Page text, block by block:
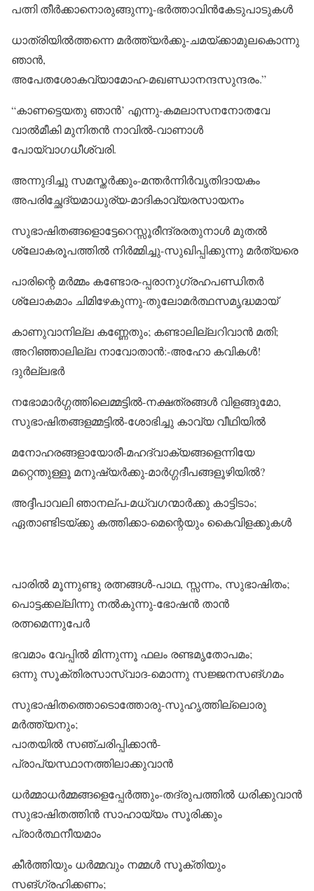
പത്നി തീർക്കാനൊരുങ്ങുന്നൂ-ഭർത്താവിൻകേടുപാടുകൾ
ധാത്രിയിൽത്തന്നെ മർത്ത്യർക്കു-ചമയ്ക്കാമുലകൊന്നു
ഞാൻ,
അപേതശോകവ്യാമോഹ-മഖണ്ഡാനന്ദസുന്ദരം.”
“കാണട്ടെയതു ഞാൻ’ എന്നു-കമലാസനനോതവേ
വാൽമീകി മുനിതൻ നാവിൽ-വാണാൾ
പോയ്‌വാഗധീശ്വരി.
അന്നുദിച്ചു സമസ്തർക്കും-മന്തർന്നിർവൃതിദായകം
അപരിച്ഛേദ്യമാധുര്യ-മാദികാവ്യരസായനം
സുഭാഷിതങ്ങളൊട്ടേറെസ്സൂരീന്ദ്രരതുനാൾ മുതൽ
ശ്ലോകരൂപത്തിൽ നിർമ്മിച്ചു-സുഖിപ്പിക്കുന്നു മർത്യരെ
പാരിന്റെ മർമ്മം കണ്ടോര-പ്പരാനുഗ്രഹപണ്ഡിതർ
ശ്ലോകമാം ചിമിഴേകുന്നു-തുലോമർത്ഥസമൃദ്ധമായ്
കാണുവാനില്ല കണ്ണേതും; കണ്ടാലില്ലറിവാൻ മതി;
അറിഞ്ഞാലില്ല നാവോതാൻ:-അഹോ കവികൾ!
ദുർല്ലഭർ
നഭോമാർഗ്ഗത്തിലെമ്മട്ടിൽ-നക്ഷത്രങ്ങൾ വിളങ്ങുമോ,
സുഭാഷിതങ്ങളമ്മട്ടിൽ-ശോഭിച്ചു കാവ്യ‌ വീഥിയിൽ
മനോഹരങ്ങളായോരീ-മഹദ്വാക്യങ്ങളെന്നിയേ
മറ്റെന്തുള്ളൂ മനുഷ്യർക്കു-മാർഗ്ഗദീപങ്ങളൂഴിയിൽ?
അദ്ദീപാവലി ഞാനല്പ-മധ്വഗന്മാർക്കു കാട്ടിടാം;
ഏതാണ്ടിടയ്ക്കു കത്തിക്കാ-മെന്റെയും കൈവിളക്കുകൾ
പാരിൽ മൂന്നുണ്ടു രത്നങ്ങൾ-പാഥ, സ്സന്നം, സുഭാഷിതം;
പൊട്ടക്കല്ലിന്നു നൽകുന്നു-ഭോഷൻ താൻ
രത്നമെന്നുപേർ
ഭവമാം വേപ്പിൽ മിന്നുന്നൂ ഫലം രണ്ടമൃതോപമം;
ഒന്നു സൂക്തിരസാസ്വാദ-മൊന്നു സജ്ജനസങ്ഗമം
സുഭാഷിതത്തൊടൊത്തോരു-സുഹൃത്തില്ലൊരു
മർത്ത്യനും;
പാതയിൽ സഞ്ചരിപ്പിക്കാൻ-
പ്രാപ്യസ്ഥാനത്തിലാക്കുവാൻ
ധർമ്മാധർമ്മങ്ങളെപ്പേർത്തും-തദ്രുപത്തിൽ ധരിക്കുവാൻ
സുഭാഷിതത്തിൻ സാഹായ്യം സൂരിക്കും
പ്രാർത്ഥനീയമാം
കീർത്തിയും ധർമ്മവും നമ്മൾ സൂക്തിയും
സങ്ഗ്രഹിക്കണം;